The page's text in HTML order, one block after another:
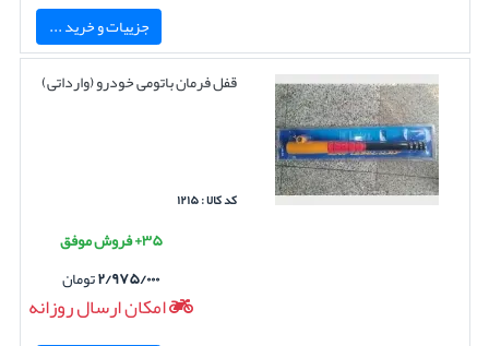
جزییات و خرید ...
قفل فرمان باتومی خودرو (وارداتی)
کد کالا : ۱۲۱۵
۳۵+ فروش موفق
۲/۹۷۵/۰۰۰تومان
امکان ارسال روزانه